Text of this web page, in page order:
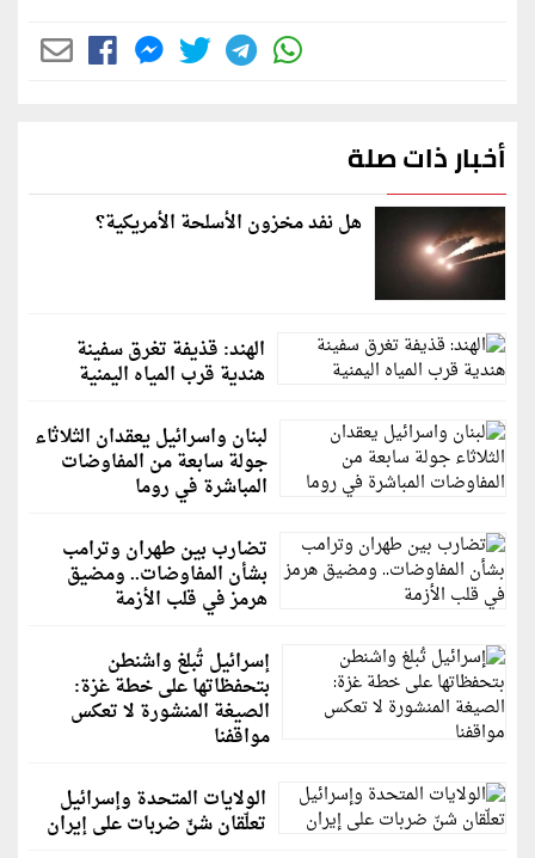
أخبار ذات صلة
هل نفد مخزون الأسلحة الأمريكية؟
الهند: قذيفة تغرق سفينة
هندية قرب المياه اليمنية
لبنان واسرائيل يعقدان الثلاثاء
جولة سابعة من المفاوضات
المباشرة في روما
تضارب بين طهران وترامب
بشأن المفاوضات.. ومضيق
هرمز في قلب الأزمة
إسرائيل تُبلغ واشنطن
بتحفظاتها على خطة غزة:
الصيغة المنشورة لا تعكس
مواقفنا
الولايات المتحدة وإسرائيل
تعلّقان شنّ ضربات على إيران